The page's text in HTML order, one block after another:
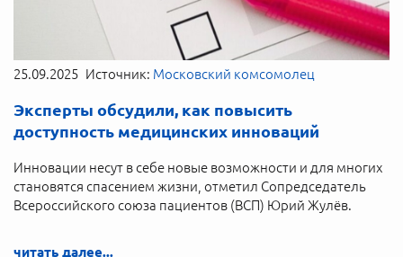
25.09.2025 Источник: Московский комсомолец
Эксперты обсудили, как повысить
доступность медицинских инноваций
Инновации несут в себе новые возможности и для многих
становятся спасением жизни, отметил Сопредседатель
Всероссийского союза пациентов (ВСП) Юрий Жулёв.
читать далее...